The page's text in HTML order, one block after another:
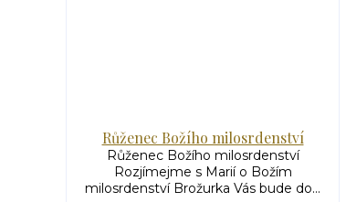
Růženec Božího milosrdenství
Růženec Božího milosrdenství
Rozjímejme s Marií o Božím
milosrdenství Brožurka Vás bude do...